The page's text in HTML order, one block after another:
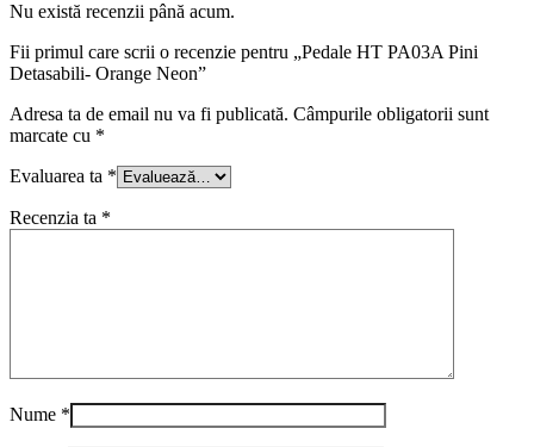
Nu există recenzii până acum.
Fii primul care scrii o recenzie pentru „Pedale HT PA03A Pini
Detasabili- Orange Neon”
Adresa ta de email nu va fi publicată. Câmpurile obligatorii sunt
marcate cu *
Evaluarea ta *
Recenzia ta *
Nume *